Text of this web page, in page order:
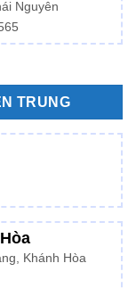
Nguyên
TRUNG
Khánh Hòa